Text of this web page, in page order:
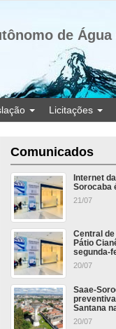
de
Licitações
Comunicados
Internet
Sorocaba
21/07
Central
Pátio
segunda-
20/07
Saae-
Santana
20/07